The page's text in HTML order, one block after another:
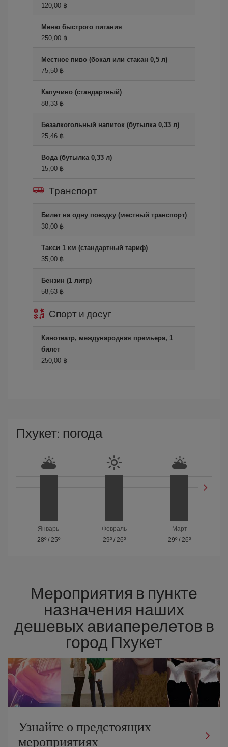
120,00 ฿
Меню быстрого питания
250,00 ฿
Местное пиво (бокал или стакан 0,5 л)
75,50 ฿
Капучино (стандартный)
88,33 ฿
Безалкогольный напиток (бутылка 0,33 л)
25,46 ฿
Вода (бутылка 0,33 л)
15,00 ฿
Транспорт
Билет на одну поездку (местный транспорт)
30,00 ฿
Такси 1 км (стандартный тариф)
35,00 ฿
Бензин (1 литр)
58,63 ฿
Спорт и досуг
Кинотеатр, международная премьера, 1
билет
250,00 ฿
Пхукет: погода
Январь
28º/ 25º
Февраль
29º/ 26º
Март
29º /26º
Мероприятия в пункте
назначения наших
дешевых авиаперелетов в
город Пхукет
Узнайте о предстоящих
мероприятиях